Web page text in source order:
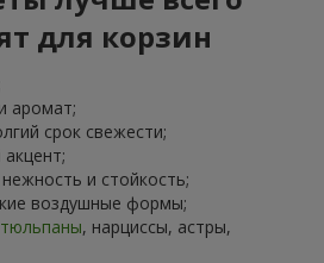
для корзин
аромат;
срок свежести;
и стойкость;
воздушные формы;
тюльпаны, нарциссы, астры,